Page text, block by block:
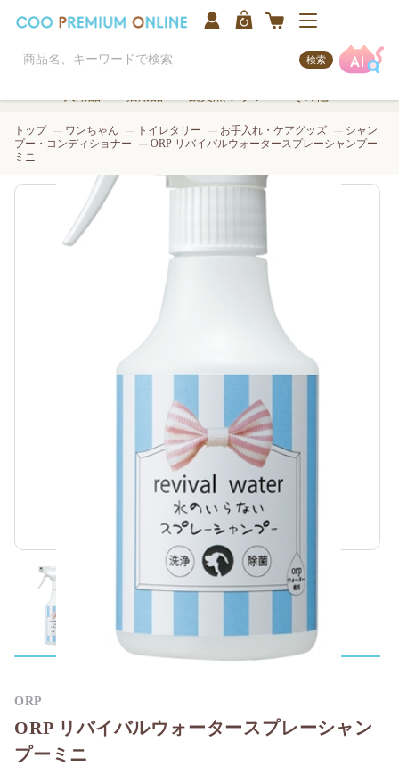
検索
トップ ワンちゃん トイレタリー お手入れ・ケアグッズ
シャン
プー・コンディショナー
ORP リバイバルウォータースプレーシャンプー
ミニ
ORP リバイバルウォータースプレーシャン
プーミニ
ORP